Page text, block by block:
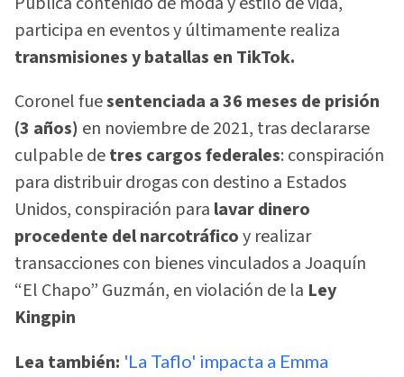
participa en eventos y últimamente realiza
transmisiones y batallas en TikTok.
Coronel fuesentenciada a 36 meses de prisión
(3 años) en noviembre de 2021, tras declararse
culpable detres cargos federales: conspiración
para distribuir drogas con destino a Estados
Unidos, conspiración para lavar dinero
procedente del narcotráficoy realizar
transacciones con bienes vinculados a Joaquín
“El Chapo” Guzmán, en violación de la Ley
Kingpin
Lea también: 'La Taflo' impacta a Emma